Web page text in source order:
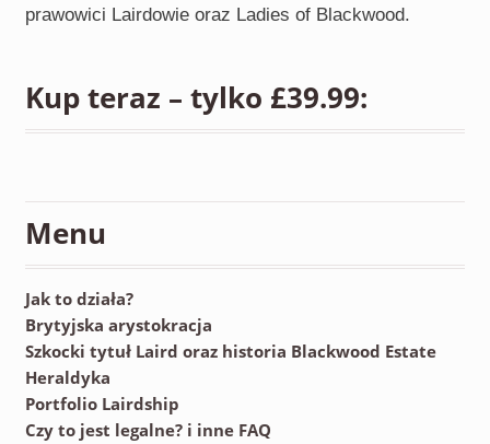
prawowici Lairdowie oraz Ladies of Blackwood.
Kup teraz – tylko £39.99:
Menu
Jak to działa?
Brytyjska arystokracja
Szkocki tytuł Laird oraz historia Blackwood Estate
Heraldyka
Portfolio Lairdship
Czy to jest legalne? i inne FAQ